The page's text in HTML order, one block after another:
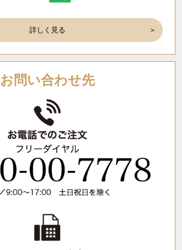
詳しく見る
お問い合わせ先